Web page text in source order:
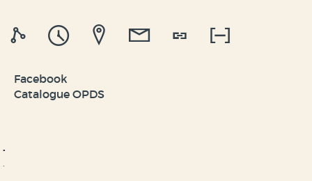
Facebook
Catalogue OPDS
.
.